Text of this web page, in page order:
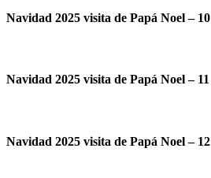
Navidad 2025 visita de Papá Noel – 10
Navidad 2025 visita de Papá Noel – 11
Navidad 2025 visita de Papá Noel – 12